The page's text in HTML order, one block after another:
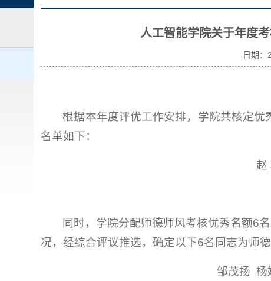
人工智能学院关于年度
日期
根据本年度评优工作安排，学院共核定
名单如下：
赵
同时，学院分配师德师风考核优秀名额6
况，经综合评议推选，确定以下6名同志为师
邹茂扬 杨